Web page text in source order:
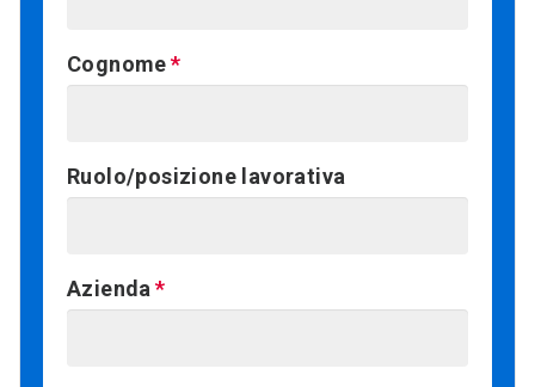
Cognome
Ruolo/posizione lavorativa
Azienda